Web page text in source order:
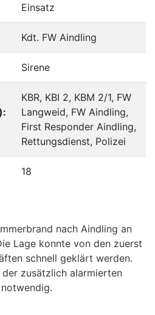
Einsatz
Kdt. FW Aindling
Sirene
KBR, KBI 2, KBM 2/1, FW
Langweid, FW Aindling,
First Responder Aindling,
Rettungsdienst, Polizei
18
nach Aindling an
Lage konnte von den zuerst
schnell geklärt werden.
zusätzlich alarmierten